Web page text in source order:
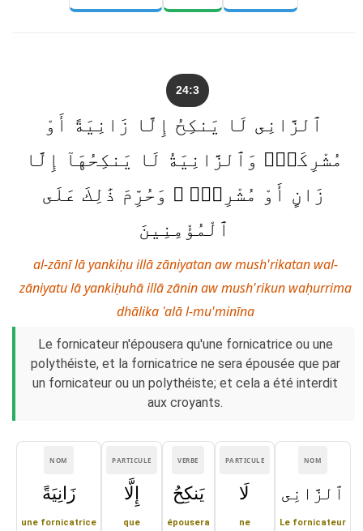
24:3
ٱلزَّانِى لَا يَنكِحُ إِلَّا زَانِيَةً أَوْ
مُشْرِكَةًۭ وَٱلزَّانِيَةُ لَا يَنكِحُهَآ إِلَّا
زَانٍ أَوْ مُشْرِكٌۭ ۚ وَحُرِّمَ ذَٰلِكَ عَلَى
ٱلْمُؤْمِنِينَ
al-zānī lā yankiḥu illā zāniyatan aw mush'rikatan wal-
zāniyatu lā yankiḥuhā illā zānin aw mush'rikun waḥurrima
dhālika ʿalā l-mu'minīna
Le fornicateur n'épousera qu'une fornicatrice ou une
polythéiste, et la fornicatrice ne sera épousée que par
un fornicateur ou un polythéiste; et cela a été interdit
aux croyants.
NOM
ٱلزَّانِى
Le fornicateur
PARTICULE
لَا
ne
VERBE
يَنكِحُ
épousera
PARTICULE
إِلَّا
que
NOM
زَانِيَةً
une fornicatrice